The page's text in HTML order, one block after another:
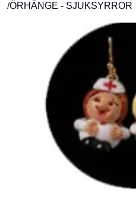
/ÖRHÄNGE - SJUKSYRROR